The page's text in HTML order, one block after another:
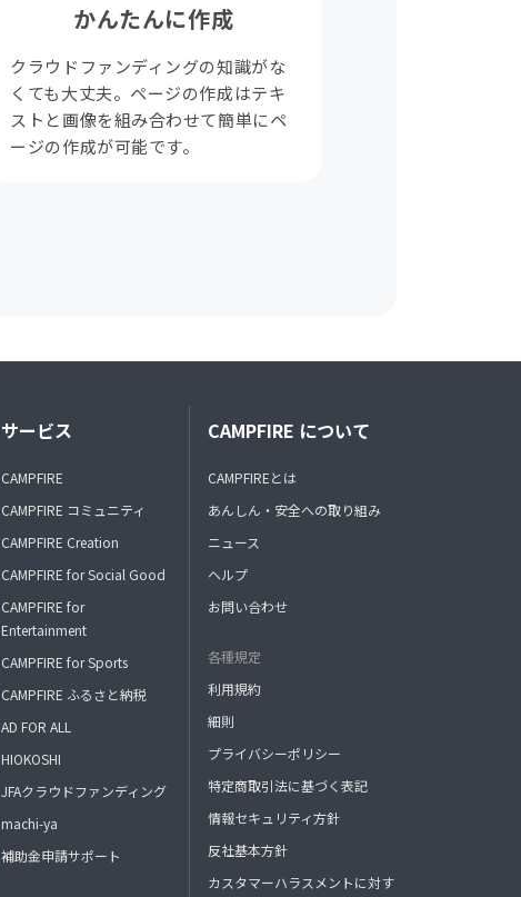
かんたんに作成
クラウドファンディングの知識がな
くても大丈夫。ページの作成はテキ
ストと画像を組み合わせて簡単にペ
ージの作成が可能です。
サービス
CAMPFIRE
CAMPFIRE コミュニティ
CAMPFIRE Creation
CAMPFIRE for Social Good
CAMPFIRE for
Entertainment
CAMPFIRE for Sports
CAMPFIRE ふるさと納税
AD FOR ALL
HIOKOSHI
JFAクラウドファンディング
machi-ya
補助金申請サポート
CAMPFIRE について
CAMPFIREとは
あんしん・安全への取り組み
ニュース
ヘルプ
お問い合わせ
各種規定
利用規約
細則
プライバシーポリシー
特定商取引法に基づく表記
情報セキュリティ方針
反社基本方針
カスタマーハラスメントに対す